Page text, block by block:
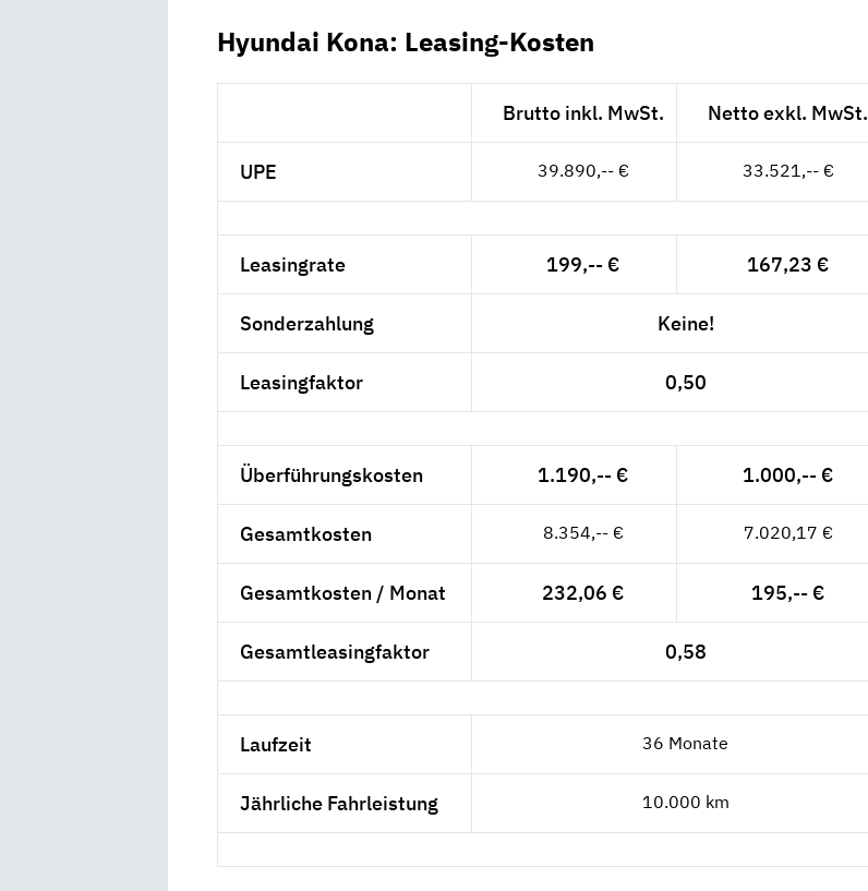
Hyundai Kona: Leasing-Kosten
Brutto inkl. MwSt. Netto exkl. MwSt.
UPE 39.890,-- € 33.521,-- €
Leasingrate 199,-- € 167,23 €
Sonderzahlung Keine!
Leasingfaktor 0,50
Überführungskosten 1.190,-- € 1.000,-- €
Gesamtkosten 8.354,-- € 7.020,17 €
Gesamtkosten / Monat 232,06 € 195,-- €
Gesamtleasingfaktor 0,58
Laufzeit 36 Monate
Jährliche Fahrleistung 10.000 km